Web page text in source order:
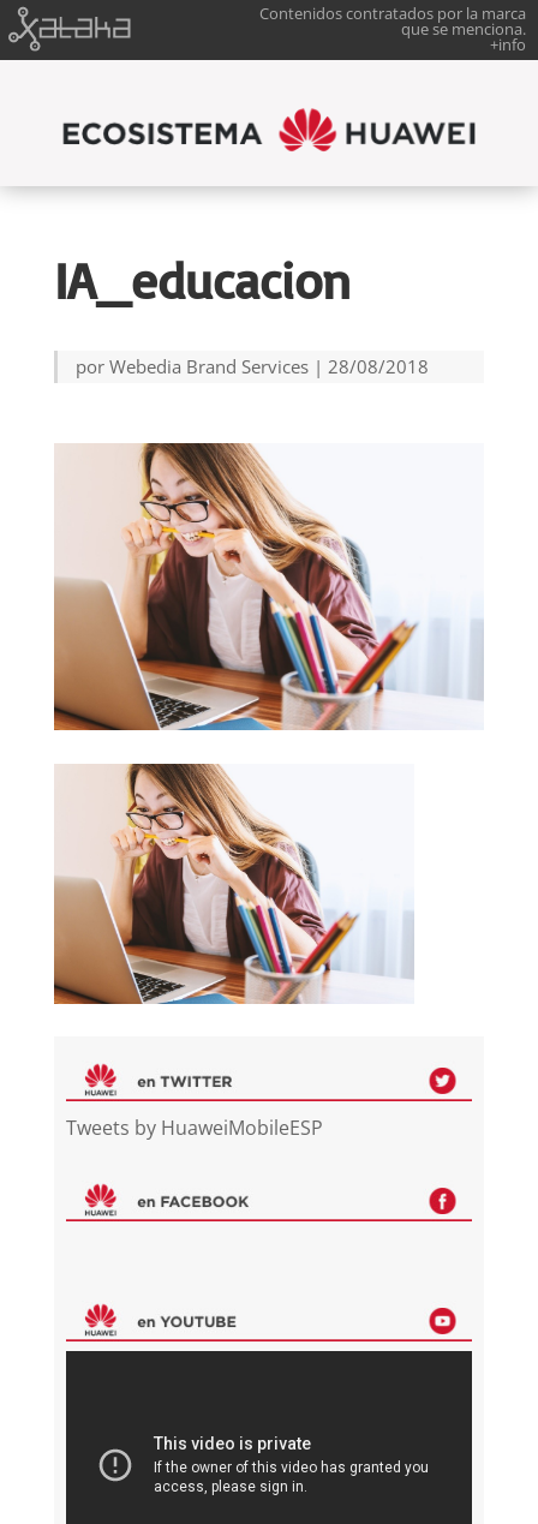
Contenidos contratados por la marca
que se menciona.
+info
IA_educacion
por Webedia Brand Services| 28/08/2018
Tweets by HuaweiMobileESP